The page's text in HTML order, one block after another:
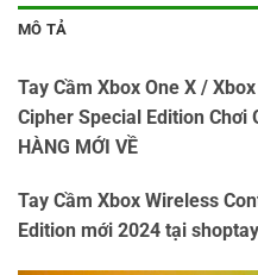
MÔ TẢ
Tay Cầm Xbox One X /
Cipher Special Edition Chơi
HÀNG MỚI VỀ
Tay Cầm Xbox Wireless
Edition mới 2024 tại